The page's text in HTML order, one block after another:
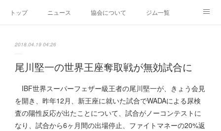
トップ ニュース 協会について ジム一覧
2018.04.19 04:26
尾川堅一の世界王座奪取戦が無効試合に
IBF世界スーパーフェザー級王者の尾川堅一が、きょう会見
を開き、昨年12月、新王座に就いた試合でWADAによる尿検
査の陽性反応が出たことについて、試合がノーコンテストに
なり、試合から6ヶ月間の出場停止、ファイトマネーの20%返